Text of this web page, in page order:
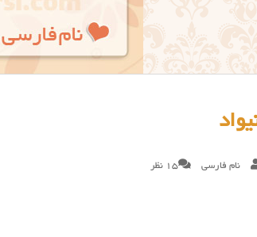
نام فارسی 15 نظر